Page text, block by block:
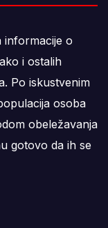
informacije o
i ostalih
Po iskustvenim
osoba
obeležavanja
gotovo da ih se